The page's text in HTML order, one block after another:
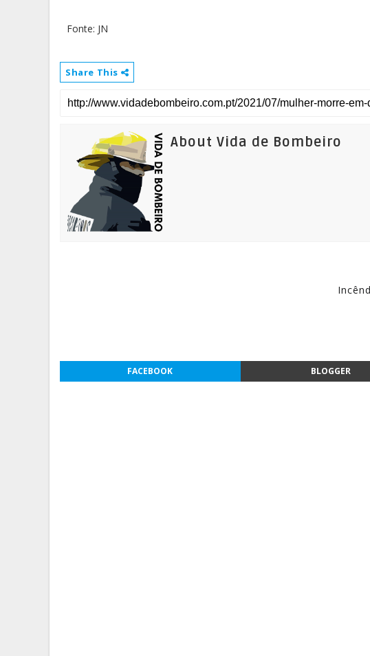
Fonte: JN
Share This
About Vida de Bombeiro
FACEBOOK BLOGGER